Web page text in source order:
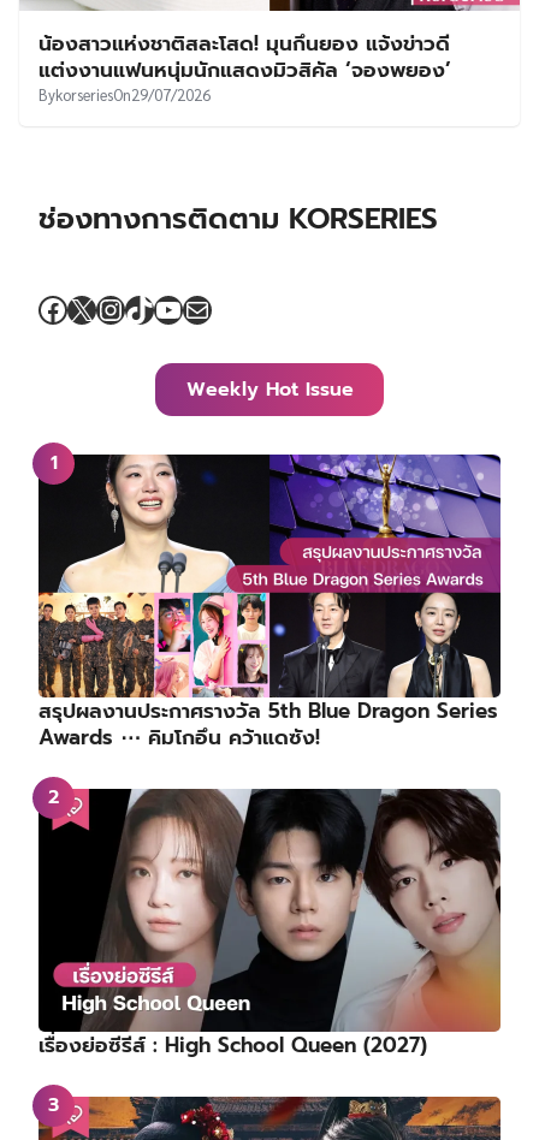
น้องสาวแห่งชาติสละโสด! มุนกึนยอง แจ้งข่าวดี
แต่งงานแฟนหนุ่มนักแสดงมิวสิคัล ‘จองพยอง’
BykorseriesOn29/07/2026
ช่องทางการติดตาม KORSERIES
Facebook
X Instagram
TikTok
YouTube
Mail
Weekly Hot Issue
สรุปผลงานประกาศรางวัล 5th Blue Dragon Series
Awards ⋯ คิมโกอึน คว้าแดซัง!
เรื่องย่อซีรีส์ : High School Queen (2027)